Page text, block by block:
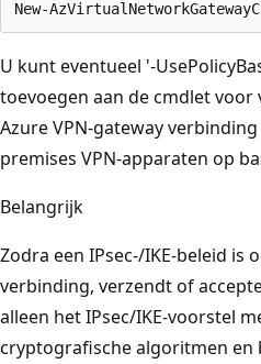
U kunt eventueel '-
toevoegen aan de cmdlet
Azure VPN-gateway
premises VPN-apparaten op
Belangrijk
Zodra een IPsec-/IKE-beleid is
verbinding, verzendt of
alleen het IPsec/IKE-voorstel
cryptografische algoritmen en